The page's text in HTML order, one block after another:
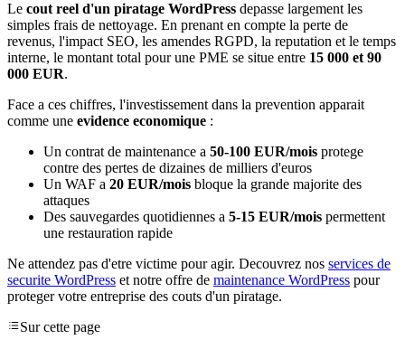
Le cout reel d'un piratage WordPress depasse largement les
simples frais de nettoyage. En prenant en compte la perte de
revenus, l'impact SEO, les amendes RGPD, la reputation et le temps
interne, le montant total pour une PME se situe entre 15 000 et 90
000 EUR.
Face a ces chiffres, l'investissement dans la prevention apparait
comme une evidence economique :
Un contrat de maintenance a 50-100 EUR/mois protege
contre des pertes de dizaines de milliers d'euros
Un WAF a 20 EUR/mois bloque la grande majorite des
attaques
Des sauvegardes quotidiennes a 5-15 EUR/mois permettent
une restauration rapide
Ne attendez pas d'etre victime pour agir. Decouvrez nos services de
securite WordPress et notre offre de maintenance WordPress pour
proteger votre entreprise des couts d'un piratage.
Sur cette page